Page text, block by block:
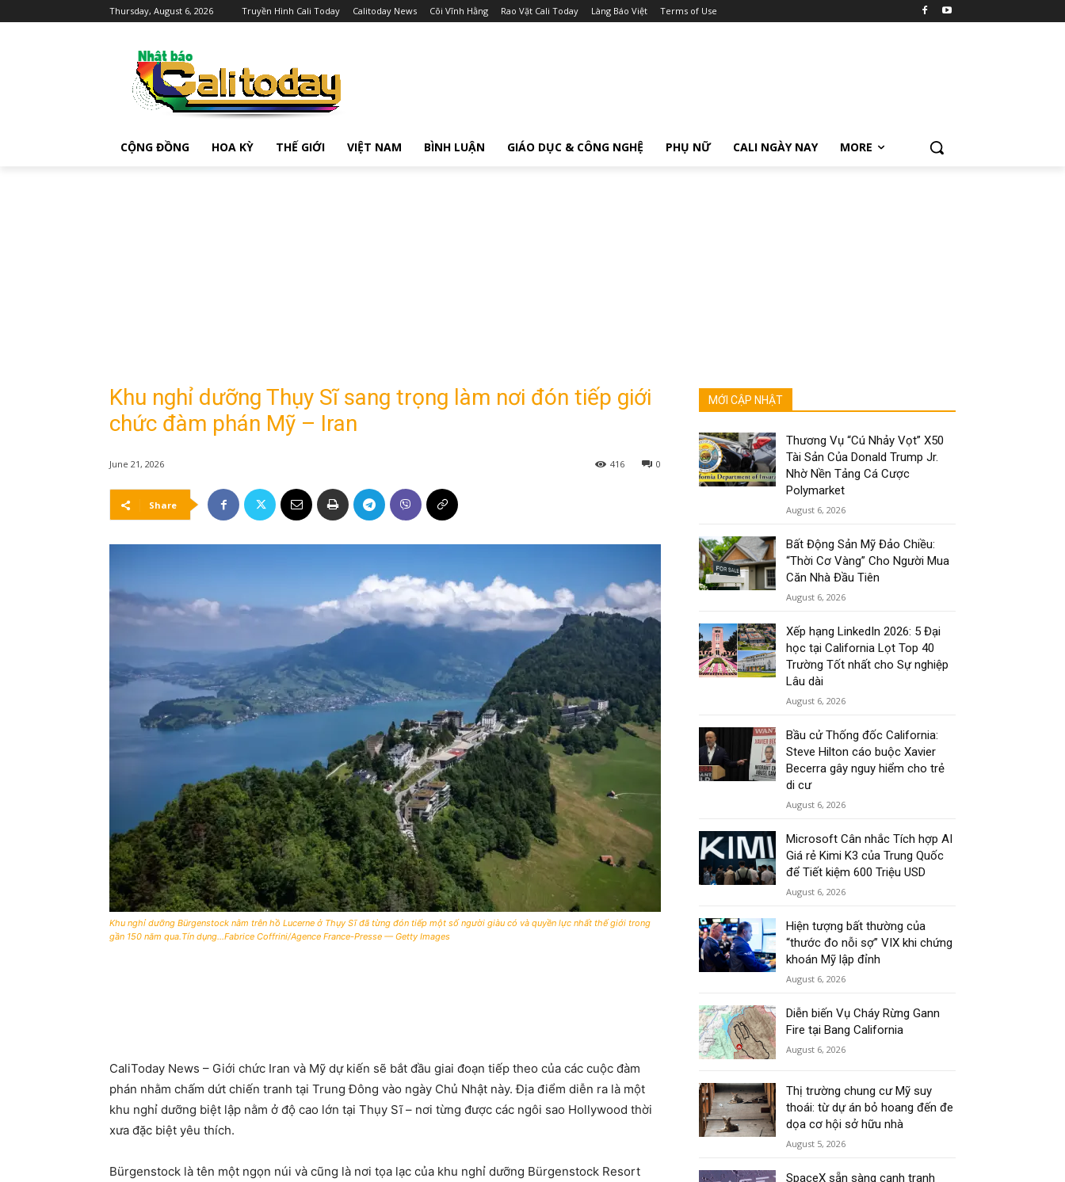
Thursday, August 6, 2026 Truyền Hình Cali Today Calitoday News Cõi Vĩnh Hằng Rao Vặt Cali Today Làng Báo Việt Terms of Use
CỘNG ĐỒNG HOA KỲ THẾ GIỚI VIỆT NAM BÌNH LUẬN GIÁO DỤC & CÔNG NGHỆ PHỤ NỮ CALI NGÀY NAY MORE
Khu nghỉ dưỡng Thụy Sĩ sang trọng làm nơi đón tiếp giới
chức đàm phán Mỹ – Iran
June 21, 2026 0
416
Share
Khu nghỉ dưỡng Bürgenstock nằm trên hồ Lucerne ở Thụy Sĩ đã từng đón tiếp một số người giàu có và quyền lực nhất thế giới trong
gần 150 năm qua.Tín dụng...Fabrice Coffrini/Agence France-Presse — Getty Images
CaliToday News – Giới chức Iran và Mỹ dự kiến sẽ bắt đầu giai đoạn tiếp theo của các cuộc đàm
phán nhằm chấm dứt chiến tranh tại Trung Đông vào ngày Chủ Nhật này. Địa điểm diễn ra là một
khu nghỉ dưỡng biệt lập nằm ở độ cao lớn tại Thụy Sĩ – nơi từng được các ngôi sao Hollywood thời
xưa đặc biệt yêu thích.
Bürgenstock là tên một ngọn núi và cũng là nơi tọa lạc của khu nghỉ dưỡng Bürgenstock Resort
MỚI CẬP NHẬT
Thương Vụ “Cú Nhảy Vọt” X50
Tài Sản Của Donald Trump Jr.
Nhờ Nền Tảng Cá Cược
Polymarket
August 6, 2026
Bất Động Sản Mỹ Đảo Chiều:
“Thời Cơ Vàng” Cho Người Mua
Căn Nhà Đầu Tiên
August 6, 2026
Xếp hạng LinkedIn 2026: 5 Đại
học tại California Lọt Top 40
Trường Tốt nhất cho Sự nghiệp
Lâu dài
August 6, 2026
Bầu cử Thống đốc California:
Steve Hilton cáo buộc Xavier
Becerra gây nguy hiểm cho trẻ
di cư
August 6, 2026
Microsoft Cân nhắc Tích hợp AI
Giá rẻ Kimi K3 của Trung Quốc
để Tiết kiệm 600 Triệu USD
August 6, 2026
Hiện tượng bất thường của
“thước đo nỗi sợ” VIX khi chứng
khoán Mỹ lập đỉnh
August 6, 2026
Diễn biến Vụ Cháy Rừng Gann
Fire tại Bang California
August 6, 2026
Thị trường chung cư Mỹ suy
thoái: từ dự án bỏ hoang đến đe
dọa cơ hội sở hữu nhà
August 5, 2026
SpaceX sẵn sàng cạnh tranh